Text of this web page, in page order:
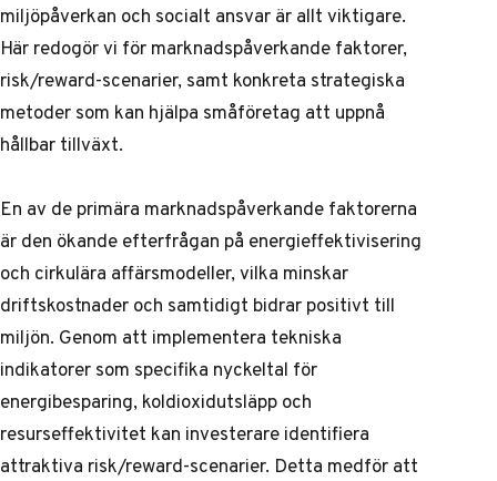
miljöpåverkan och socialt ansvar är allt viktigare.
Här redogör vi för marknadspåverkande faktorer,
risk/reward-scenarier, samt konkreta strategiska
metoder som kan hjälpa småföretag att uppnå
hållbar tillväxt.
En av de primära marknadspåverkande faktorerna
är den ökande efterfrågan på energieffektivisering
och cirkulära affärsmodeller, vilka minskar
driftskostnader och samtidigt bidrar positivt till
miljön. Genom att implementera tekniska
indikatorer som specifika nyckeltal för
energibesparing, koldioxidutsläpp och
resurseffektivitet kan investerare identifiera
attraktiva risk/reward-scenarier. Detta medför att